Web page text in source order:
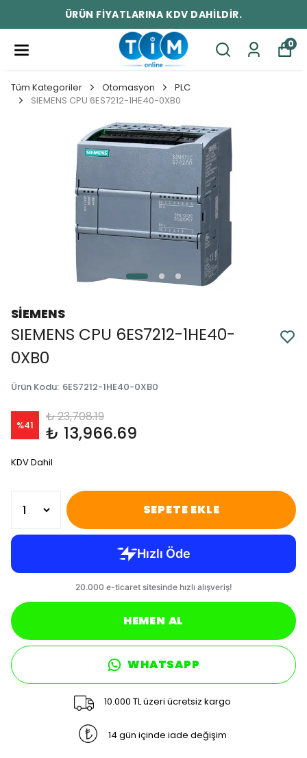
ÜRÜN FİYATLARINA KDV DAHİLDİR.
0
Tüm Kategoriler Otomasyon
PLC
SIEMENS CPU 6ES7212-1HE40-0XB0
SİEMENS
SIEMENS CPU 6ES7212-1HE40-
0XB0
Ürün Kodu: 6ES7212-1HE40-0XB0
%41
₺ 23,708.19
₺ 13,966.69
KDV Dahil
SEPETE EKLE
HEMEN AL
WHATSAPP
10.000 TL üzeri ücretsiz kargo
14 gün içinde iade değişim